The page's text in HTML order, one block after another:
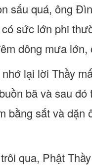
sấu quá, ông
sức lớn phi
dông mưa
lại lời Thầy
bã và sau
bằng sắt và
qua, Phật